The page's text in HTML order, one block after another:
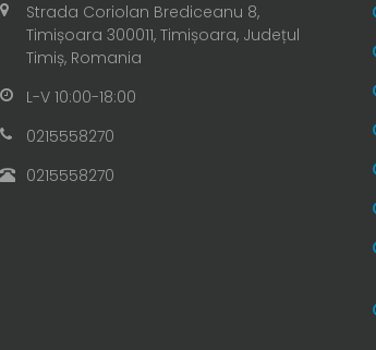
Strada Coriolan Brediceanu 8,
Timișoara 300011, Timișoara, Județul
Timiș, Romania
L-V 10:00-18:00
0215558270
0215558270